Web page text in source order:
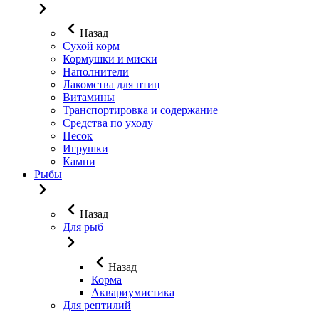
Назад
Сухой корм
Кормушки и миски
Наполнители
Лакомства для птиц
Витамины
Транспортировка и содержание
Средства по уходу
Песок
Игрушки
Камни
Рыбы
Назад
Для рыб
Назад
Корма
Аквариумистика
Для рептилий